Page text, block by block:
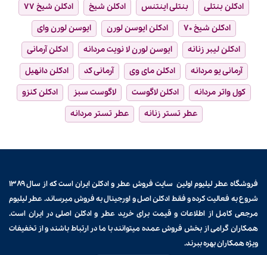
ادکلن بنتلی
بنتلی اینتنس ادکلن شیخ
ادکلن شیخ ۷۷
ادکلن شیخ ۷۰
ادکلن ایوسن لورن
ایوسن لورن وای
ادکلن لیبر زنانه
ایوسن لورن لا نویت مردانه
ادکلن آرمانی
آرمانی یو مردانه
ادکلن مای وی آرمانی کد
ادکلن دانهیل
کول واتر مردانه
ادکلن لاگوست لاگوست سبز
ادکلن کنزو
عطر تستر زنانه
عطر تستر مردانه
فروشگاه عطر لیلیوم اولین سایت فروشعطر و ادکلن
ایران است که از سال ۱۳۸۹
شروع به فعالیت کرده و فقط ادکلن اصل و اورجینال به فروش میرساند. عطر لیلیوم
مرجعی کامل از اطلاعات و قیمت برایخرید عطر و ادکلن اصلی در ایران است.
همکاران گرامی از بخش فروش عمده میتوانند با ما در ارتباط باشند و از تخفیفات
ویژه همکاران بهره ببرند.